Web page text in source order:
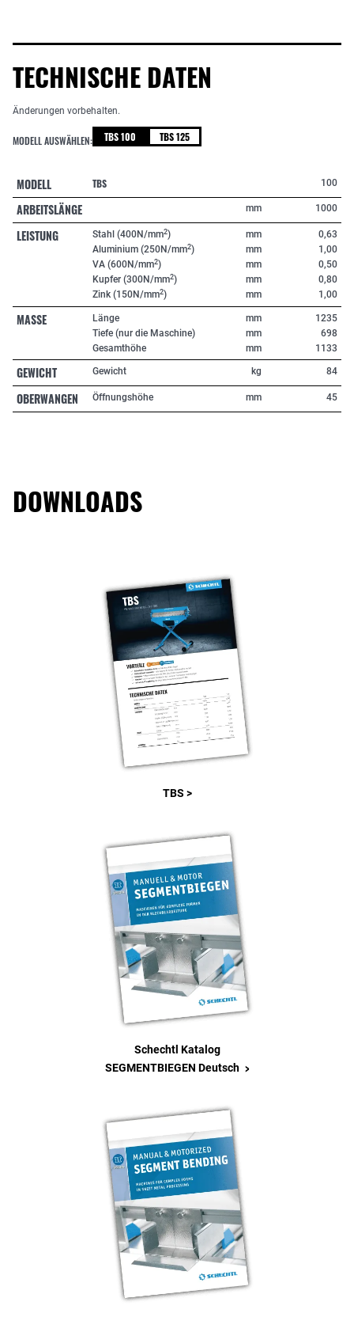
TECHNISCHE DATEN
Änderungen vorbehalten.
MODELL AUSWÄHLEN: TBS 100 TBS 125
MODELL TBS 100
ARBEITSLÄNGE mm 1000
LEISTUNG Stahl (400N/mm2)
Aluminium (250N/mm2)
VA (600N/mm2)
Kupfer (300N/mm2)
Zink (150N/mm2)
mm
mm
mm
mm
mm
0,63
1,00
0,50
0,80
1,00
MASSE
Länge
Tiefe (nur die Maschine)
Gesamthöhe
mm
mm
mm
1235
698
1133
GEWICHT Gewicht kg 84
OBERWANGEN Öffnungshöhe mm 45
DOWNLOADS
TBS >
Schechtl Katalog
SEGMENTBIEGEN Deutsch >